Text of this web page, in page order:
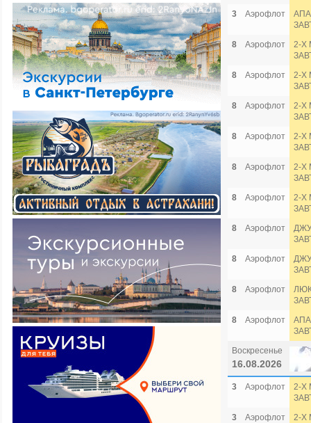
3
Аэрофлот
8
Аэрофлот
2-Х
8
Аэрофлот
2-Х
8
Аэрофлот
2-Х
8
Аэрофлот
2-Х
8
Аэрофлот
2-Х
8
Аэрофлот
2-Х
8
Аэрофлот
8
Аэрофлот
8
Аэрофлот
8
Аэрофлот
Воскресенье
16.08.2026
3 Аэрофлот
2-Х
3
Аэрофлот
2-Х